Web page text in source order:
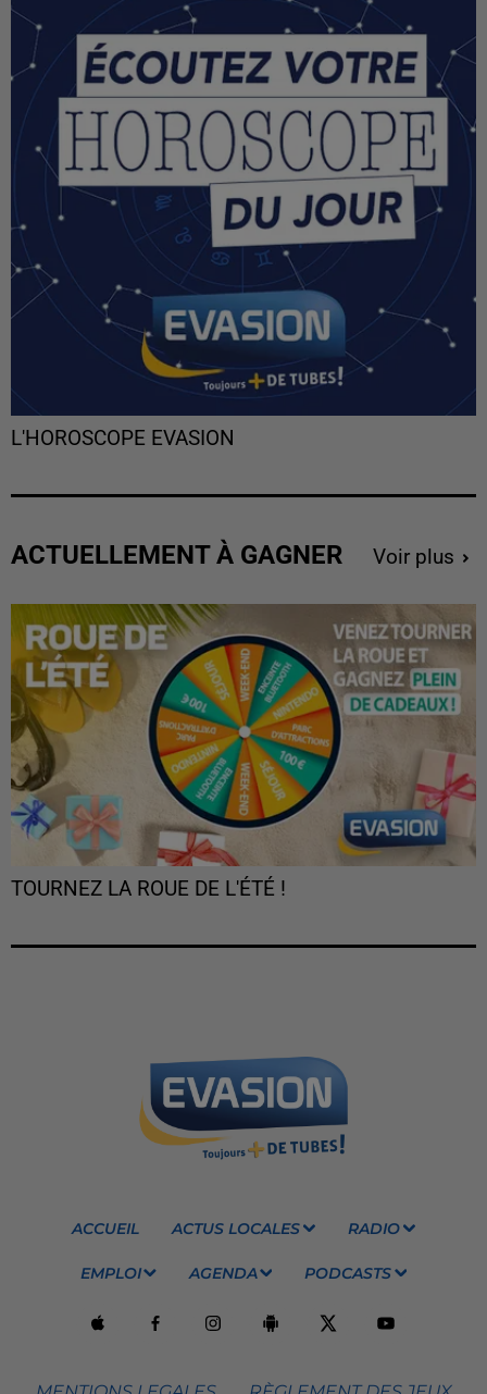
L'HOROSCOPE EVASION
ACTUELLEMENT À GAGNER Voir plus
TOURNEZ LA ROUE DE L'ÉTÉ !
ACCUEIL ACTUS LOCALES RADIO
EMPLOI AGENDA PODCASTS